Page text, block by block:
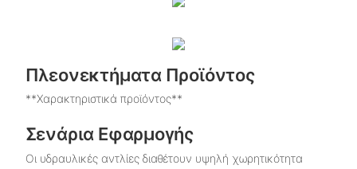
Πλεονεκτήματα Προϊόντος
**Χαρακτηριστικά προϊόντος**
Σενάρια Εφαρμογής
Οι υδραυλικές αντλίες διαθέτουν υψηλή χωρητικότητα